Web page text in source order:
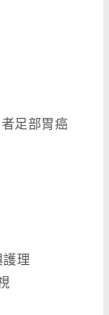
足部胃癌
理